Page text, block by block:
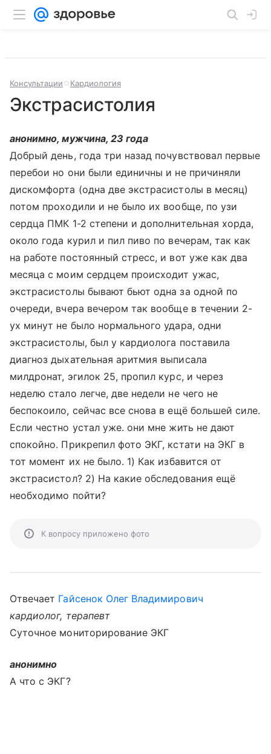
Консультации Кардиология
Экстрасистолия
анонимно, мужчина, 23 года
Добрый день, года три назад почувствовал первые
перебои но они были единичны и не причиняли
дискомфорта (одна две экстрасистолы в месяц)
потом проходили и не было их вообще, по узи
сердца ПМК 1-2 степени и дополнительная хорда,
около года курил и пил пиво по вечерам, так как
на работе постоянный стресс, и вот уже как два
месяца с моим сердцем происходит ужас,
экстрасистолы бывают бьют одна за одной по
очереди, вчера вечером так вообще в течении 2-
ух минут не было нормального удара, одни
экстрасистолы, был у кардиолога поставила
диагноз дыхательная аритмия выписала
милдронат, эгилок 25, пропил курс, и через
неделю стало легче, две недели не чего не
беспокоило, сейчас все снова в ещё большей силе.
Если честно устал уже. они мне жить не дают
спокойно. Прикрепил фото ЭКГ, кстати на ЭКГ в
тот момент их не было. 1) Как избавится от
экстрасистол? 2) На какие обследования ещё
необходимо пойти?
К вопросу приложено фото
Отвечает Гайсенок Олег Владимирович
кардиолог, терапевт
Суточное мониторирование ЭКГ
анонимно
А что с ЭКГ?